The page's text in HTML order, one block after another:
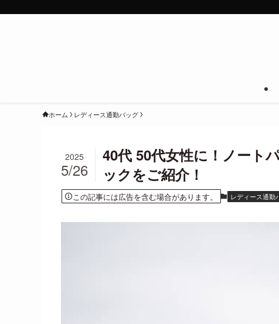
ホーム レディース通勤バッグ
40代 50代女性に！ノート
ックをご紹介！
2025
5/26
この記事には広告を含む場合があります。 レディース通勤